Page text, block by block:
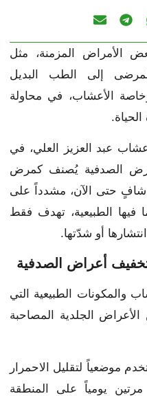
الأمراض المزمنة، مثل
إلى الطب البديل
وخاصة الأعشاب، في محاولة
عبد العزيز العلي، في
مرض الصدفية يُصنف كمرض
شافٍ حتى الآن، مشدداً على
فيها الطبيعية، تهدف فقط
أو شدّتها.
أعراض الصدفية
والمكونات الطبيعية التي
الجلدية المصاحبة
موضعياً لتقليل الاحمرار
يومياً على المنطقة